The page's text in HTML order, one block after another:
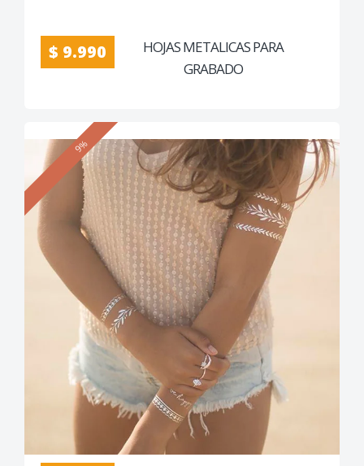
$ 9.990
HOJAS METALICAS PARA
GRABADO
9%